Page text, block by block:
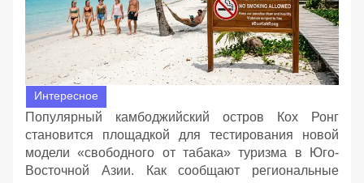
Интересное
Популярный камбоджийский остров Кох Ронг
становится площадкой для тестирования новой
модели «свободного от табака» туризма в Юго-
Восточной Азии. Как сообщают региональные